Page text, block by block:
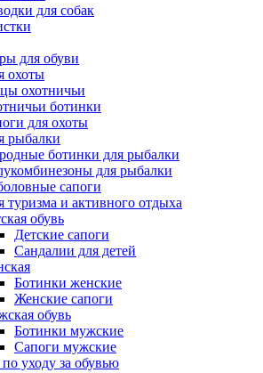
для собак
для обуви
охоты
охотничьи
ботинки
для охоты
рыбалки
ботинки для рыбалки
для рыбалки
сапоги
туризма и активного отдыха
обувь
Детские сапоги
Сандалии для детей
Ботинки женские
Женские сапоги
обувь
Ботинки мужские
Сапоги мужские
уходу за обувью